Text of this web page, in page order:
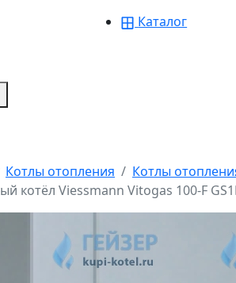
Каталог
Котлы отопления Котлы
котёл Viessmann Vitogas 100-F